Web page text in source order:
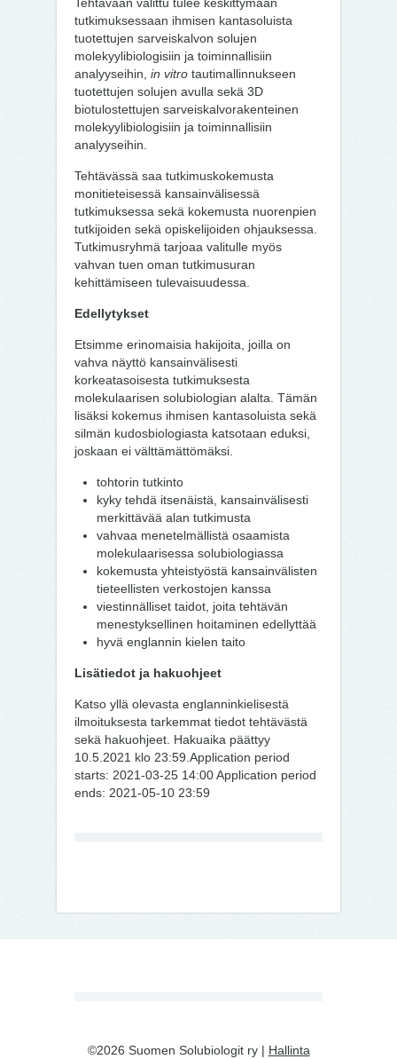
tutkimuksessaan ihmisen kantasoluista
tuotettujen sarveiskalvon solujen
molekyylibiologisiin ja toiminnallisiin
analyyseihin, in vitro tautimallinnukseen
tuotettujen solujen avulla sekä 3D
biotulostettujen sarveiskalvorakenteinen
molekyylibiologisiin ja toiminnallisiin
analyyseihin.
Tehtävässä saa tutkimuskokemusta
monitieteisessä kansainvälisessä
tutkimuksessa sekä kokemusta nuorenpien
tutkijoiden sekä opiskelijoiden ohjauksessa.
Tutkimusryhmä tarjoaa valitulle myös
vahvan tuen oman tutkimusuran
kehittämiseen tulevaisuudessa.
Edellytykset
Etsimme erinomaisia hakijoita, joilla on
vahva näyttö kansainvälisesti
korkeatasoisesta tutkimuksesta
molekulaarisen solubiologian alalta. Tämän
lisäksi kokemus ihmisen kantasoluista sekä
silmän kudosbiologiasta katsotaan eduksi,
joskaan ei välttämättömäksi.
tohtorin tutkinto
kyky tehdä itsenäistä, kansainvälisesti
merkittävää alan tutkimusta
vahvaa menetelmällistä osaamista
molekulaarisessa solubiologiassa
kokemusta yhteistyöstä kansainvälisten
tieteellisten verkostojen kanssa
viestinnälliset taidot, joita tehtävän
menestyksellinen hoitaminen edellyttää
hyvä englannin kielen taito
Lisätiedot ja hakuohjeet
Katso yllä olevasta englanninkielisestä
ilmoituksesta tarkemmat tiedot tehtävästä
sekä hakuohjeet. Hakuaika päättyy
10.5.2021 klo 23:59.Application period
starts: 2021-03-25 14:00 Application period
ends: 2021-05-10 23:59
©2026 Suomen Solubiologit ry | Hallinta